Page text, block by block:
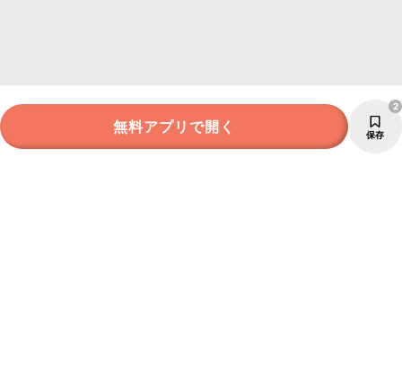
無料アプリで開く 保存
2